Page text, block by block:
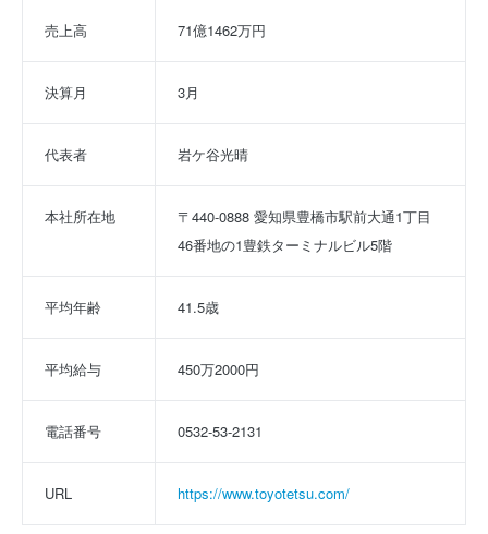
売上高 71億1462万円
決算月 3月
代表者 岩ケ谷光晴
本社所在地
〒440-0888 愛知県豊橋市駅前大通1丁目
46番地の1豊鉄ターミナルビル5階
平均年齢 41.5歳
平均給与 450万2000円
電話番号 0532-53-2131
URL https://www.toyotetsu.com/